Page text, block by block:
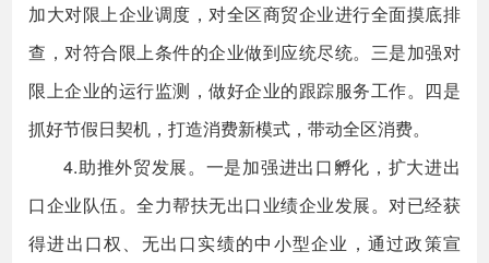
加大对限上企业调度，对全区商贸企业进行全面摸底排
查，对符合限上条件的企业做到应统尽统。三是加强对
限上企业的运行监测，做好企业的跟踪服务工作。四是
抓好节假日契机，打造消费新模式，带动全区消费。
4.助推外贸发展。一是加强进出口孵化，扩大进出
口企业队伍。全力帮扶无出口业绩企业发展。对已经获
得进出口权、无出口实绩的中小型企业，通过政策宣